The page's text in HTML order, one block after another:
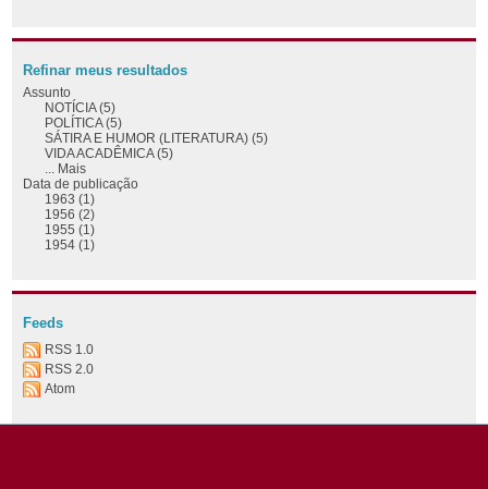
Refinar meus resultados
Assunto
NOTÍCIA (5)
POLÍTICA (5)
SÁTIRA E HUMOR (LITERATURA) (5)
VIDA ACADÊMICA (5)
... Mais
Data de publicação
1963 (1)
1956 (2)
1955 (1)
1954 (1)
Feeds
RSS 1.0
RSS 2.0
Atom